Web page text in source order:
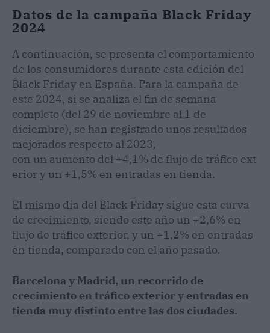
Datos de la campaña Black Friday
2024
A continuación, se presenta el comportamiento
de los consumidores durante esta edición del
Black Friday en España. Para la campaña de
este 2024, si se analiza el fin de semana
completo (del 29 de noviembre al 1 de
diciembre), se han registrado unos resultados
mejorados respecto al 2023,
con un aumento del +4,1% de flujo de tráfico ext
erior y un +1,5% en entradas en tienda.
El mismo día del Black Friday sigue esta curva
de crecimiento, siendo este año un +2,6% en
flujo de tráfico exterior, y un +1,2% en entradas
en tienda, comparado con el año pasado.
Barcelona y Madrid, un recorrido de
crecimiento en tráfico exterior y entradas en
tienda muy distinto entre las dos ciudades.